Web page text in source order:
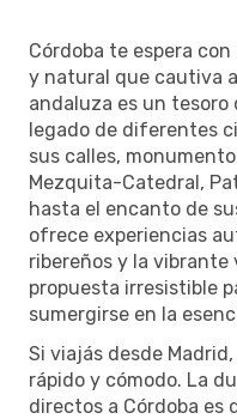
Córdoba te espera
y natural que cautiva
andaluza es un tesoro
legado de diferentes
sus calles,
Mezquita-Catedral,
hasta el encanto de
ofrece experiencias
ribereños y la
propuesta irresistible
sumergirse en la
Si viajás desde
rápido y cómodo. La
directos a Córdoba es